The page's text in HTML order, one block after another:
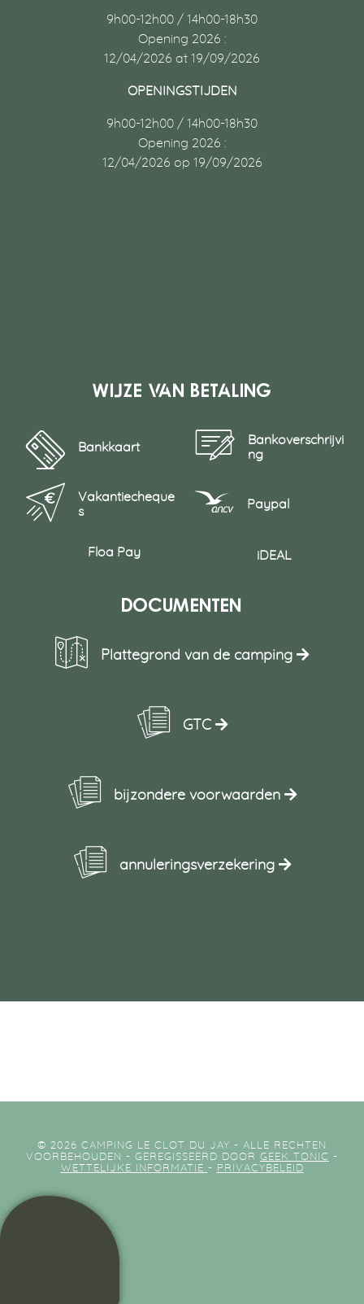
9h00-12h00 / 14h00-18h30
Opening 2026 :
12/04/2026 at 19/09/2026
OPENINGSTIJDEN
9h00-12h00 / 14h00-18h30
Opening 2026 :
12/04/2026 op 19/09/2026
Wijze van betaling
Bankkaart
Bankoverschrijvi
ng
Vakantiecheque
s
Paypal
Floa Pay iDEAL
Documenten
Plattegrond van de camping
GTC
bijzondere voorwaarden
annuleringsverzekering
© 2026 CAMPING LE CLOT DU JAY - ALLE RECHTEN
VOORBEHOUDEN - GEREGISSEERD DOOR GEEK TONIC
-
WETTELIJKE INFORMATIE - PRIVACYBELEID